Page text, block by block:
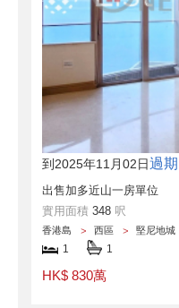
到2025年11月02日過期
出售加多近山一房單位
實用面積 348 呎
香港島 西區 堅尼地城
1 1
HK$ 830萬